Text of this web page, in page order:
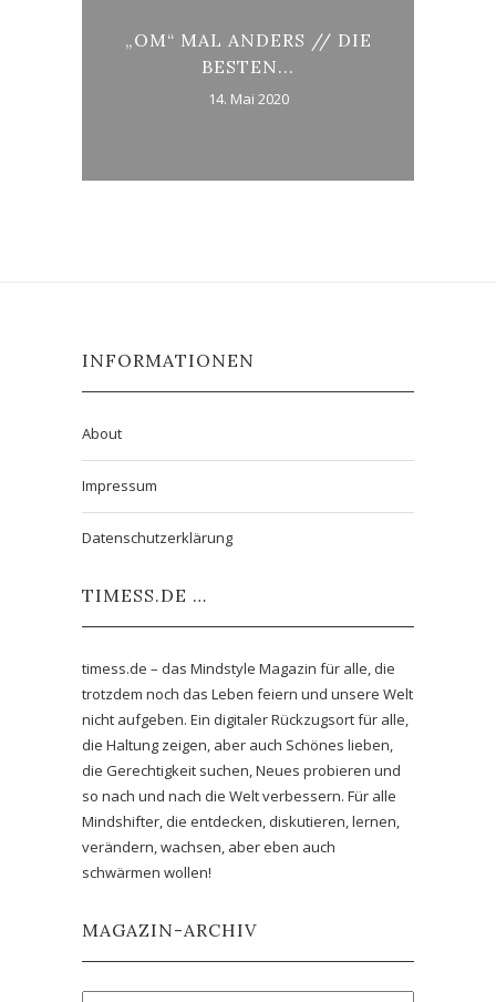
„OM“ MAL ANDERS // DIE
BESTEN...
14. Mai 2020
INFORMATIONEN
About
Impressum
Datenschutzerklärung
TIMESS.DE …
timess.de – das Mindstyle Magazin für alle, die
trotzdem noch das Leben feiern und unsere Welt
nicht aufgeben. Ein digitaler Rückzugsort für alle,
die Haltung zeigen, aber auch Schönes lieben,
die Gerechtigkeit suchen, Neues probieren und
so nach und nach die Welt verbessern. Für alle
Mindshifter, die entdecken, diskutieren, lernen,
verändern, wachsen, aber eben auch
schwärmen wollen!
MAGAZIN-ARCHIV